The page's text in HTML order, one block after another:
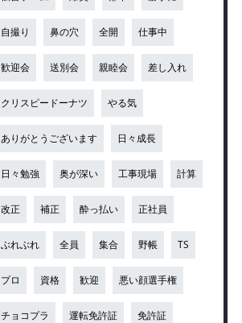
自撮り 鼻の穴 全開 仕事中
歓迎会 送別会 親睦会 差し入れ
クリスピードーナツ やる気
ありがとうございます 日々成長
日々勉強 奥が深い 工事現場 計算
改正 補正 酔っ払い 正社員
ぶれぶれ 全員 集合 野帳 TS
プロ 資格 歓迎 悪い顔選手権
チョコプラ 運転免許証 免許証